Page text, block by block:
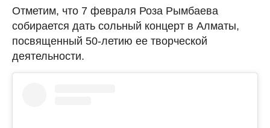
Отметим, что 7 февраля Роза Рымбаева
собирается дать сольный концерт в Алматы,
посвященный 50-летию ее творческой
деятельности.